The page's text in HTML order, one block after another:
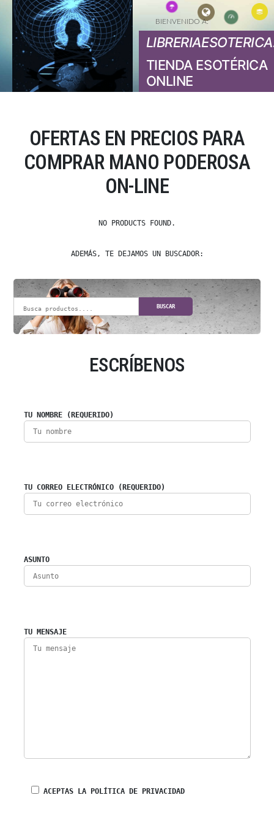
TIENDA ESOTÉRICA
ONLINE
BIENVENIDO A:
OFERTAS EN PRECIOS PARA
COMPRAR MANO PODEROSA
ON-LINE
NO PRODUCTS FOUND.
ADEMÁS, TE DEJAMOS UN BUSCADOR:
BUSCAR
ESCRÍBENOS
TU NOMBRE (REQUERIDO)
TU CORREO ELECTRÓNICO (REQUERIDO)
ASUNTO
TU MENSAJE
ACEPTAS LA POLÍTICA DE PRIVACIDAD